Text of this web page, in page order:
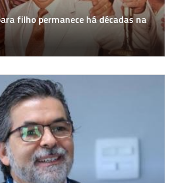
filho permanece há décadas na